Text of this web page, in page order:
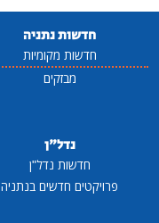
חדשות נתניה
חדשות מקומיות
מבזקים
נדל"ן
חדשות נדל"ן
פרויקטים חדשים בנתניה